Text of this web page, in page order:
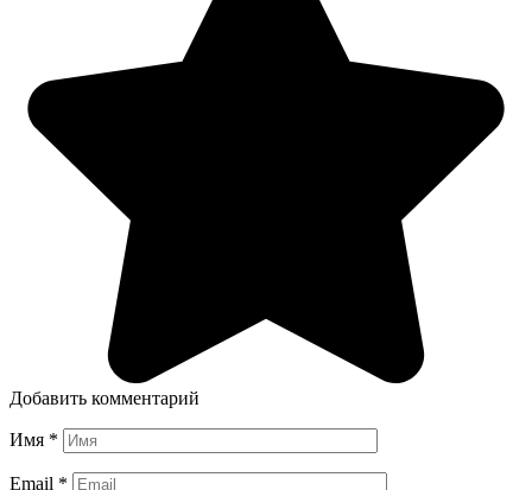
Добавить комментарий
Имя *
Email *